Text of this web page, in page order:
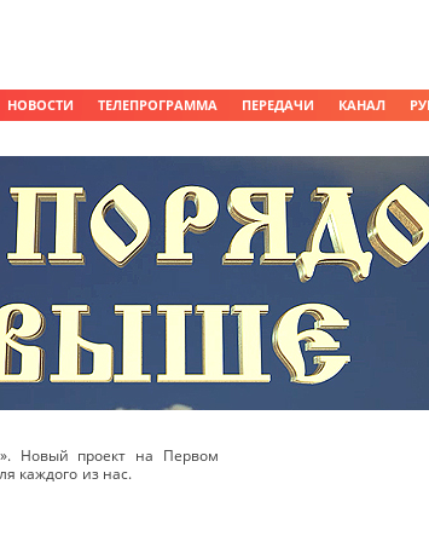
НОВОСТИ ТЕЛЕПРОГРАММА ПЕРЕДАЧИ КАНАЛ
Новый проект на Первом
каждого из нас.